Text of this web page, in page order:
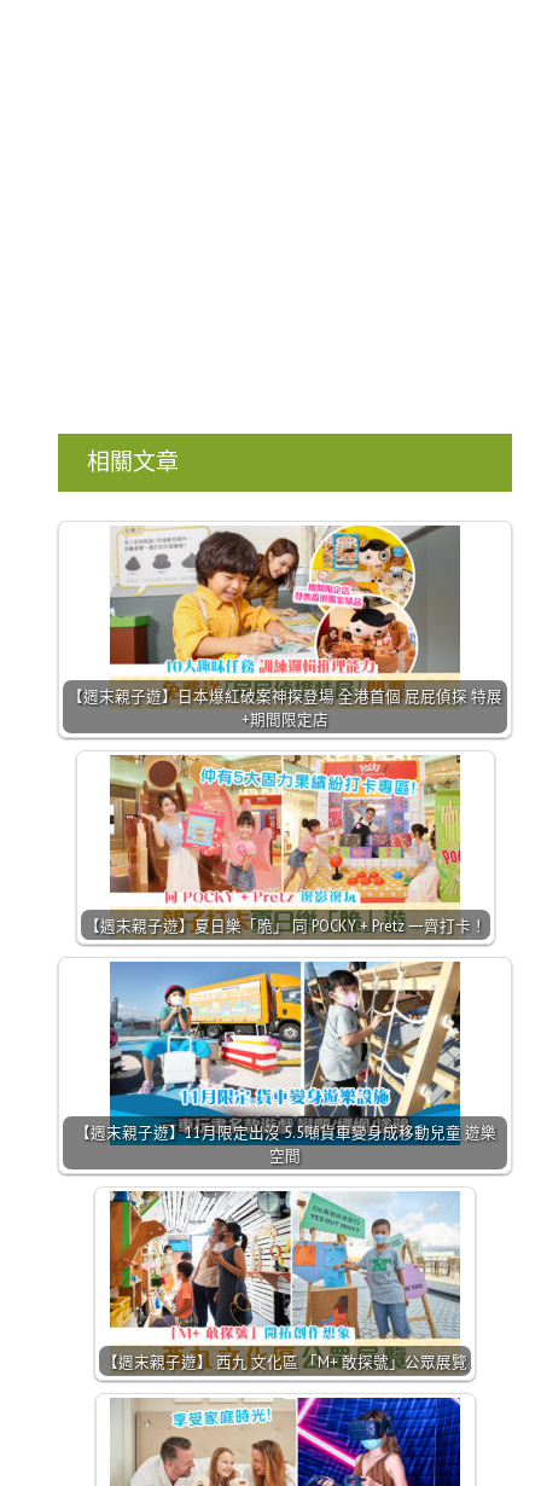
相關文章
【週末親子遊】日本爆紅破案神探登場 全港首個 屁屁偵探 特展
+期間限定店
【週末親子遊】夏日樂「脆」 同 POCKY + Pretz 一齊打卡！
【週末親子遊】11月限定出沒 5.5噸貨車變身成移動兒童 遊樂
空間
【週末親子遊】 西九 文化區 「M+ 敢探號」公眾展覽